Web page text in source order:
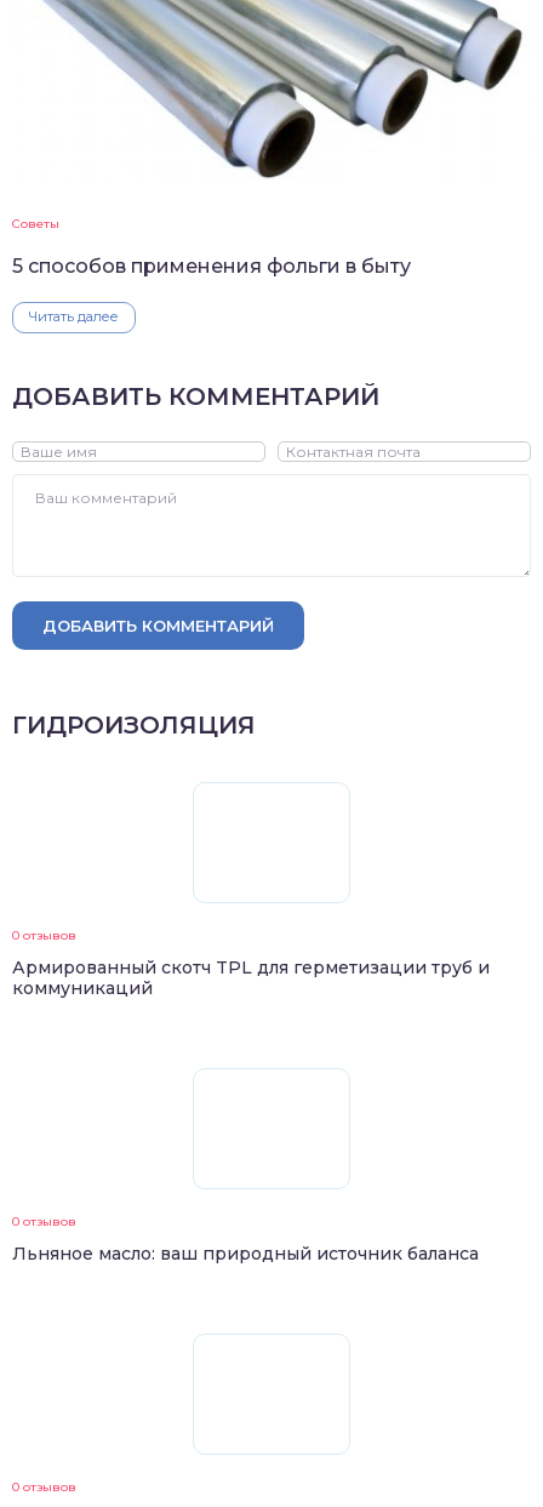
Советы
5 способов применения фольги в быту
Читать далее
ДОБАВИТЬ КОММЕНТАРИЙ
ДОБАВИТЬ КОММЕНТАРИЙ
ГИДРОИЗОЛЯЦИЯ
0 отзывов
Армированный скотч TPL для герметизации труб и
коммуникаций
0 отзывов
Льняное масло: ваш природный источник баланса
0 отзывов